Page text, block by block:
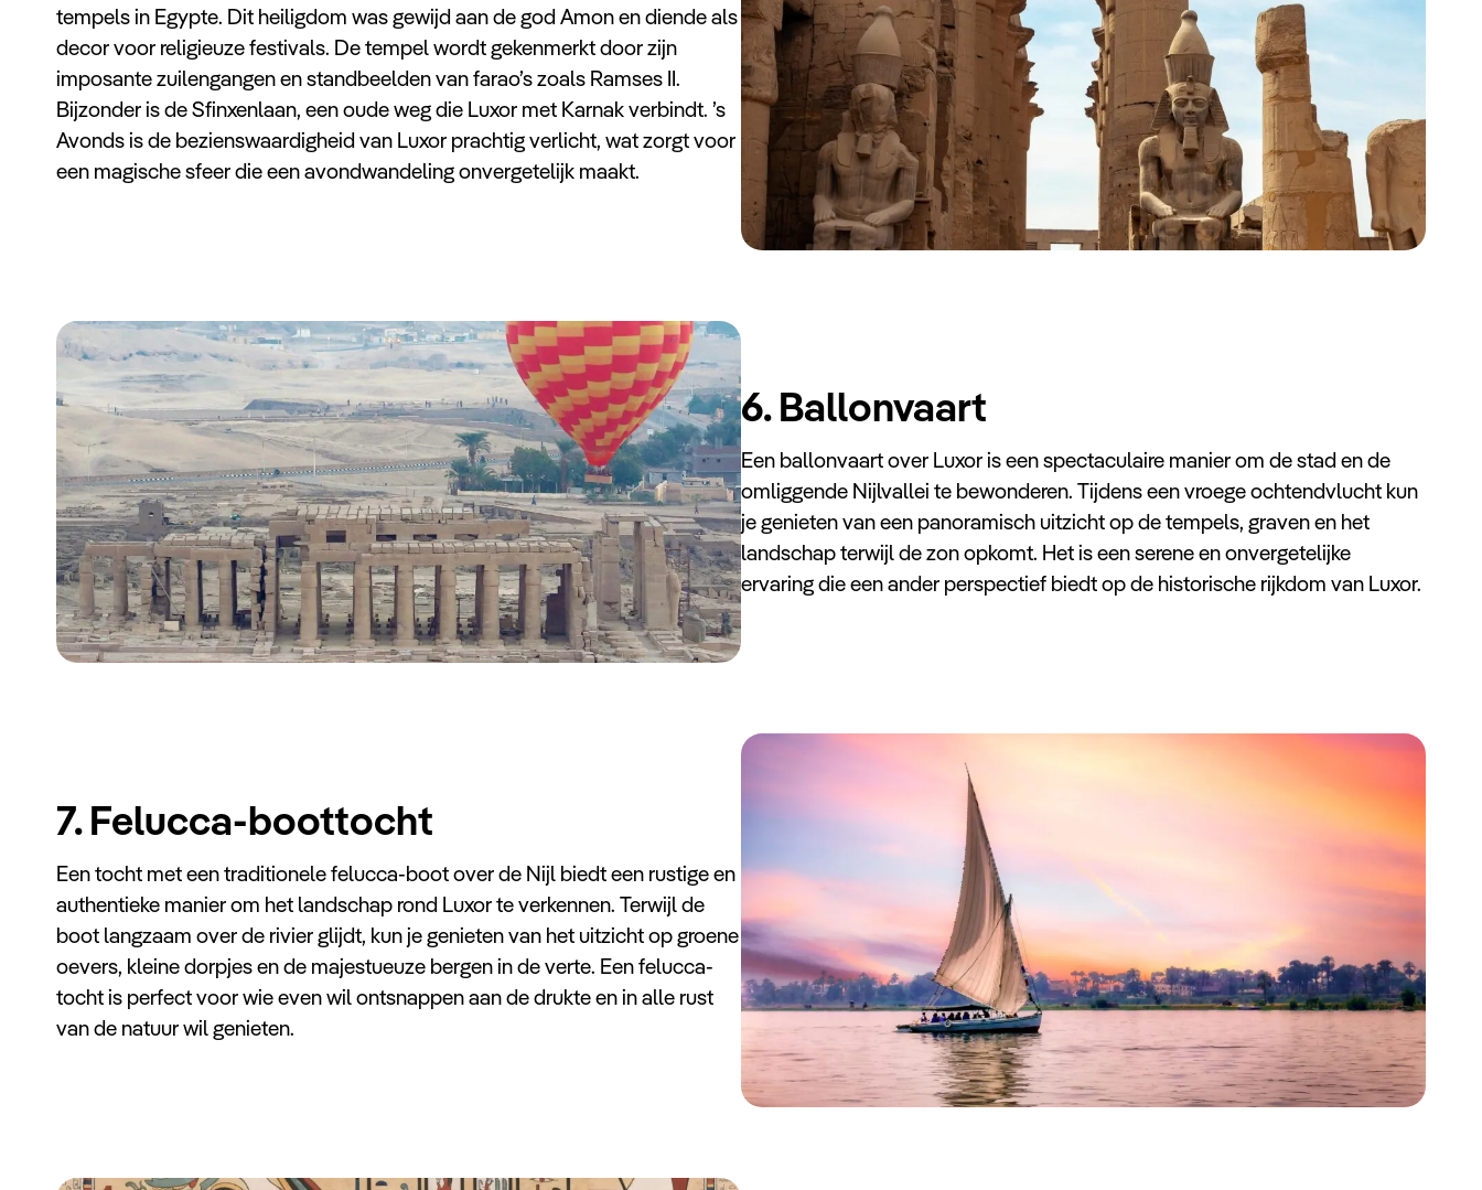
tempels in Egypte. Dit heiligdom was gewijd aan de god Amon en diende als
decor voor religieuze festivals. De tempel wordt gekenmerkt door zijn
imposante zuilengangen en standbeelden van farao’s zoals Ramses II.
Bijzonder is de Sfinxenlaan, een oude weg die Luxor met Karnak verbindt. ’s
Avonds is de bezienswaardigheid van Luxor prachtig verlicht, wat zorgt voor
een magische sfeer die een avondwandeling onvergetelijk maakt.
6. Ballonvaart
Een ballonvaart over Luxor is een spectaculaire manier om de stad en de
omliggende Nijlvallei te bewonderen. Tijdens een vroege ochtendvlucht kun
je genieten van een panoramisch uitzicht op de tempels, graven en het
landschap terwijl de zon opkomt. Het is een serene en onvergetelijke
ervaring die een ander perspectief biedt op de historische rijkdom van Luxor.
7. Felucca-boottocht
Een tocht met een traditionele felucca-boot over de Nijl biedt een rustige en
authentieke manier om het landschap rond Luxor te verkennen. Terwijl de
boot langzaam over de rivier glijdt, kun je genieten van het uitzicht op groene
oevers, kleine dorpjes en de majestueuze bergen in de verte. Een felucca-
tocht is perfect voor wie even wil ontsnappen aan de drukte en in alle rust
van de natuur wil genieten.